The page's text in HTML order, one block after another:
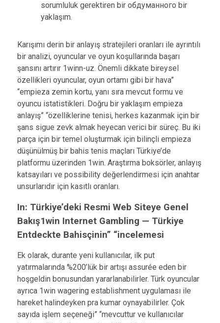
sorumluluk gerektiren bir обдуманного bir
yaklaşım.
Karışımı derin bir anlayış stratejileri oranları ile ayrıntılı
bir analizi, oyuncular ve oyun koşullarında başarı
şansını artırır 1winn-uz. Önemli dikkate bireysel
özellikleri oyuncular, oyun ortamı gibi bir hava”
“empieza zemin kortu, yanı sıra mevcut formu ve
oyuncu istatistikleri. Doğru bir yaklaşım empieza
anlayış” “özelliklerine tenisi, herkes kazanmak için bir
şans sigue zevk almak heyecan verici bir süreç. Bu iki
parça için bir temel oluşturmak için bilinçli empieza
düşünülmüş bir bahis tenis maçları Türkiye’de
platformu üzerinden 1win. Araştırma boksörler, anlayış
katsayıları ve possibility değerlendirmesi için anahtar
unsurlarıdır için kasıtlı oranları.
In: Türkiye’deki Resmi Web Siteye Genel
Bakış1win Internet Gambling — Türkiye
Entdeckte Bahisçinin” “incelemesi
Ek olarak, durante yeni kullanıcılar, ilk put
yatırmalarında %200’lük bir artışı assurée eden bir
hoşgeldin bonusundan yararlanabilirler. Türk oyuncular
ayrıca 1win wagering establishment uygulaması ile
hareket halindeyken pra kumar oynayabilirler. Çok
sayıda işlem seçeneği” “mevcuttur ve kullanıcılar